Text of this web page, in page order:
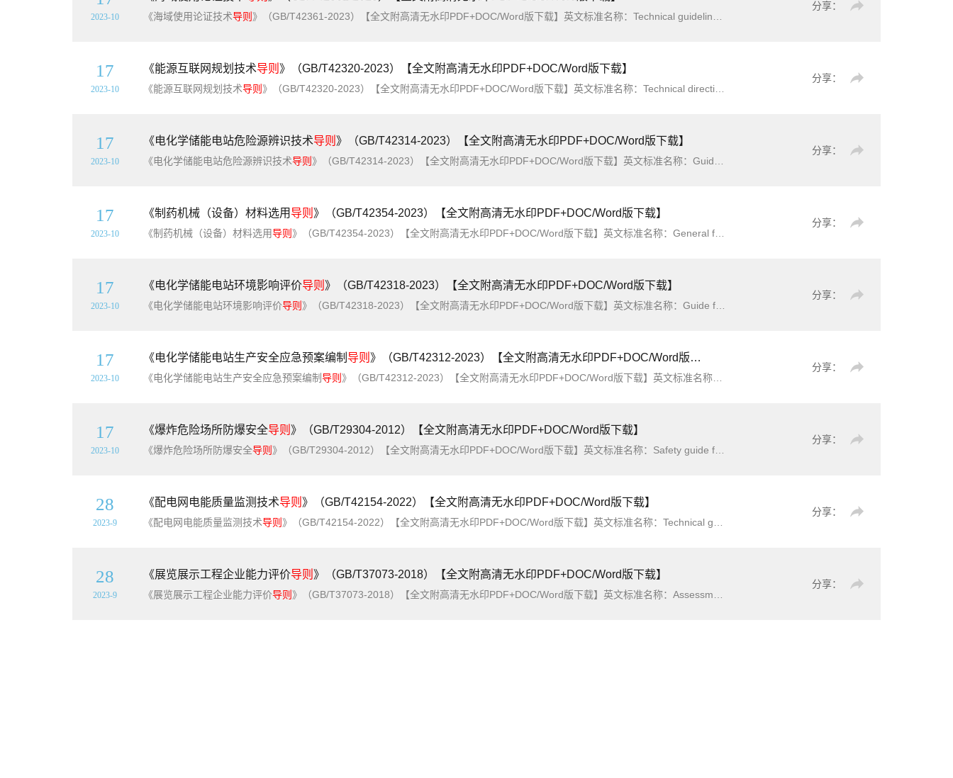
2023-10 《海域使用论证技术导则 》（GB/T42361-2023）【全文附高清无水印PDF+DOC/Word版下载】英文标准名称：Technical guidelines for sea area use demonstration简介：本文件规定了海域使用论证的工作程序、论证内容、技术方法和要求。本文件适用于中华人民共和国内水
分享：
17
2023-10
《能源互联网规划技术导则 》（GB/T42320-2023）【全文附高清无水印PDF+DOC/Word版下载】
《能源互联网规划技术导则 》（GB/T42320-2023）【全文附高清无水印PDF+DOC/Word版下载】英文标准名称：Technical directives for planning of energy internet简介：本文件规定了能源互联网规划的通用要求、能源需求与供给预测、能量平衡、能源互联网架构、能源
分享：
17
2023-10
《电化学储能电站危险源辨识技术导则 》（GB/T42314-2023）【全文附高清无水印PDF+DOC/Word版下载】
《电化学储能电站危险源辨识技术导则 》（GB/T42314-2023）【全文附高清无水印PDF+DOC/Word版下载】英文标准名称：Guide for hazard sources identification of electrochemical energy storage station简介：本文件规定了电化学储
分享：
17
2023-10
《制药机械（设备）材料选用 导则 》（GB/T42354-2023）【全文附高清无水印PDF+DOC/Word版下载】
《制药机械（设备）材料选用导则 》（GB/T42354-2023）【全文附高清无水印PDF+DOC/Word版下载】英文标准名称：General for selection material of pharmaceutical machinery简介：本文件规定了制药机械(设备)(以下简称制药装备)材料选用的总体要求、材
分享：
17
2023-10
《电化学储能电站环境影响评价导则 》（GB/T42318-2023）【全文附高清无水印PDF+DOC/Word版下载】
《电化学储能电站环境影响评价导则 》（GB/T42318-2023）【全文附高清无水印PDF+DOC/Word版下载】英文标准名称：Guide for environmental impact assessment of electrochemical energy storage station简介：本文件规定了电化学
分享：
17
2023-10
《电化学储能电站生产安全应急预案编制 导则 》（GB/T42312-2023）【全文附高清无水印PDF+DOC/Word版下载】
《电化学储能电站生产安全应急预案编制导则 》（GB/T42312-2023）【全文附高清无水印PDF+DOC/Word版下载】英文标准名称：Guide for production safety emergency response plan of electrochemical energy storage stati
分享：
17
2023-10
《爆炸危险场所防爆安全导则 》（GB/T29304-2012）【全文附高清无水印PDF+DOC/Word版下载】
《爆炸危险场所防爆安全导则 》（GB/T29304-2012）【全文附高清无水印PDF+DOC/Word版下载】英文标准名称：Safety guide for explosion protection in explosive hazardous areas简介：本标准规定了爆炸危险场所防爆安全
分享：
28
2023-9
《配电网电能质量监测技术导则 》（GB/T42154-2022）【全文附高清无水印PDF+DOC/Word版下载】
《配电网电能质量监测技术导则 》（GB/T42154-2022）【全文附高清无水印PDF+DOC/Word版下载】英文标准名称：Technical guideline for power quality monitoring in distribution networka
分享：
28
2023-9
《展览展示工程企业能力评价导则 》（GB/T37073-2018）【全文附高清无水印PDF+DOC/Word版下载】
《展览展示工程企业能力评价导则 》（GB/T37073-2018）【全文附高清无水印PDF+DOC/Word版下载】英文标准名称：Assessment guidelines for the ability of exhibition construction enterprise
分享：